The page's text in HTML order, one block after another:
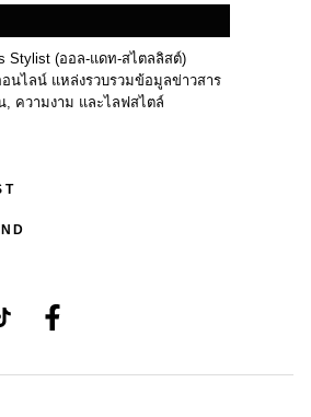
Stylist (ออล-แดท-สไตลลิสต์)
อนไลน์ แหล่งรวบรวมข้อมูลข่าวสาร
, ความงาม และไลฟสไตล์